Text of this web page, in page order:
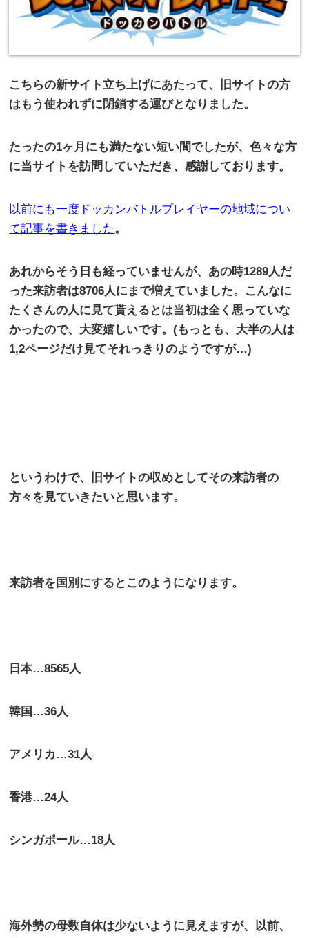
こちらの新サイト立ち上げにあたって、旧サイトの方
はもう使われずに閉鎖する運びとなりました。
たったの1ヶ月にも満たない短い間でしたが、色々な方
に当サイトを訪問していただき、感謝しております。
以前にも一度ドッカンバトルプレイヤーの地域につい
て記事を書きました。
あれからそう日も経っていませんが、あの時1289人だ
った来訪者は8706人にまで増えていました。こんなに
たくさんの人に見て貰えるとは当初は全く思っていな
かったので、大変嬉しいです。(もっとも、大半の人は
1,2ページだけ見てそれっきりのようですが…)
というわけで、旧サイトの収めとしてその来訪者の
方々を見ていきたいと思います。
来訪者を国別にするとこのようになります。
日本…8565人
韓国…36人
アメリカ…31人
香港…24人
シンガポール…18人
海外勢の母数自体は少ないように見えますが、以前、